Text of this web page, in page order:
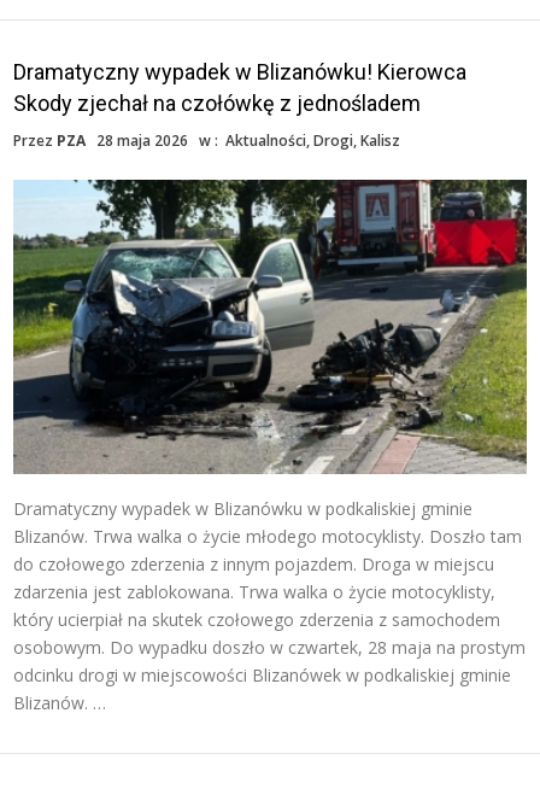
Dramatyczny wypadek w Blizanówku! Kierowca
Skody zjechał na czołówkę z jednośladem
Przez PZA 28 maja 2026 w :Aktualności,Drogi,Kalisz
Dramatyczny wypadek w Blizanówku w podkaliskiej gminie
Blizanów. Trwa walka o życie młodego motocyklisty. Doszło tam
do czołowego zderzenia z innym pojazdem. Droga w miejscu
zdarzenia jest zablokowana. Trwa walka o życie motocyklisty,
który ucierpiał na skutek czołowego zderzenia z samochodem
osobowym. Do wypadku doszło w czwartek, 28 maja na prostym
odcinku drogi w miejscowości Blizanówek w podkaliskiej gminie
Blizanów. …